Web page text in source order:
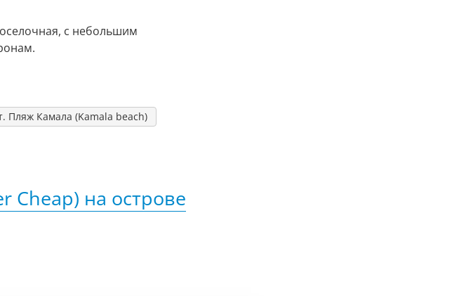
с небольшим
Пляж Камала (Kamala beach)
Cheap) на острове